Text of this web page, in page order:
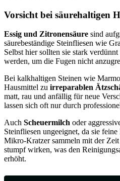
Vorsicht bei säurehaltigen
Essig und Zitronensäure sind
säurebeständige Steinfliesen wie
Selbst hier sollten sie stark
werden, um die Fugen nicht
Bei kalkhaltigen Steinen wie
Hausmittel zu irreparablen
matt, rau und anfällig für neue
lassen sich oft nur durch
Auch Scheuermilch oder
Steinfliesen ungeeignet, da sie
Mikro-Kratzer sammeln mit der
stumpf wirken, was den
erhöht.